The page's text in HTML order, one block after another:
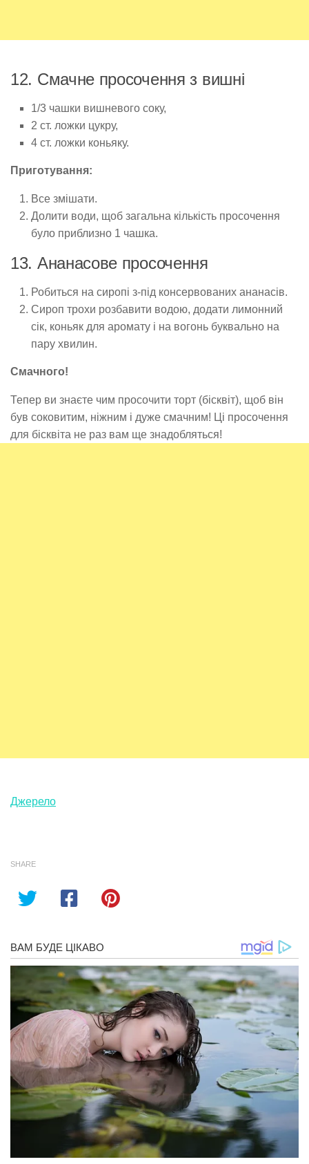
12. Смачне просочення з вишні
1/3 чашки вишневого соку,
2 ст. ложки цукру,
4 ст. ложки коньяку.
Приготування:
Все змішати.
Долити води, щоб загальна кількість просочення
було приблизно 1 чашка.
13. Ананасове просочення
Робиться на сиропі з-під консервованих ананасів.
Сироп трохи розбавити водою, додати лимонний
сік, коньяк для аромату і на вогонь буквально на
пару хвилин.
Смачного!
Тепер ви знаєте чим просочити торт (бісквіт), щоб він
був соковитим, ніжним і дуже смачним! Ці просочення
для бісквіта не раз вам ще знадобляться!
Джерело
SHARE